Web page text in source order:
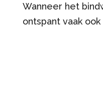
Wanneer het
ontspant vaak ook